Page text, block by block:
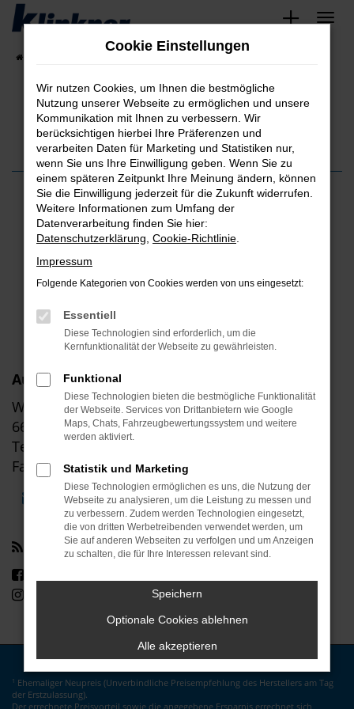
Zum
springen
Einen angenehmeren Autokauf hatte ich bisher noch nicht in
meinem Leben. Alle Beteiligten waren sehr freundlich und
wussten auch sehr gut über das gekaufte Auto bescheid. Das
Autohaus war leider ein gutes Stück von mir entfernt, aber es hat
sich am ende definitiv gelohnt und ich würde hier jederzeit
wieder ein Auto bei Herrn Küpper kaufen!
WEITERE KUNDENSTIMMEN LESEN
Autohaus Klinkner GmbH
Wolfsborn 50-56
66679 Losheim am See
Tel: +49 6872 91400
Fax: +49 6872 91486
E-Mail schreiben Unsere Öffnungszeiten
Social Media
Besuchen Sie uns auf Instagram
1 Ehemaliger Neupreis (Unverbindliche Preisempfehlung des Herstellers am Tag
der Erstzulassung).
Der errechnete Preisvorteil sowie die angegebene Ersparnis errechnet sich
Cookie Einstellungen
Wir nutzen Cookies, um Ihnen die bestmögliche
Nutzung unserer Webseite zu ermöglichen und unsere
Kommunikation mit Ihnen zu verbessern. Wir
berücksichtigen hierbei Ihre Präferenzen und
verarbeiten Daten für Marketing und Statistiken nur,
wenn Sie uns Ihre Einwilligung geben. Wenn Sie zu
einem späteren Zeitpunkt Ihre Meinung ändern, können
Sie die Einwilligung jederzeit für die Zukunft widerrufen.
Weitere Informationen zum Umfang der
Datenverarbeitung finden Sie hier:
Datenschutzerklärung Cookie-Richtlinie
Impressum
Folgende Kategorien von Cookies werden von uns eingesetzt:
Essentiell
Diese Technologien sind erforderlich, um die
Kernfunktionalität der Webseite zu gewährleisten.
Funktional
Diese Technologien bieten die bestmögliche Funktionalität
der Webseite. Services von Drittanbietern wie Google
Maps, Chats, Fahrzeugbewertungssystem und weitere
werden aktiviert.
Statistik und Marketing
Diese Technologien ermöglichen es uns, die Nutzung der
Webseite zu analysieren, um die Leistung zu messen und
zu verbessern. Zudem werden Technologien eingesetzt,
die von dritten Werbetreibenden verwendet werden, um
Sie auf anderen Webseiten zu verfolgen und um Anzeigen
zu schalten, die für Ihre Interessen relevant sind.
Speichern
Optionale Cookies ablehnen
Alle akzeptieren